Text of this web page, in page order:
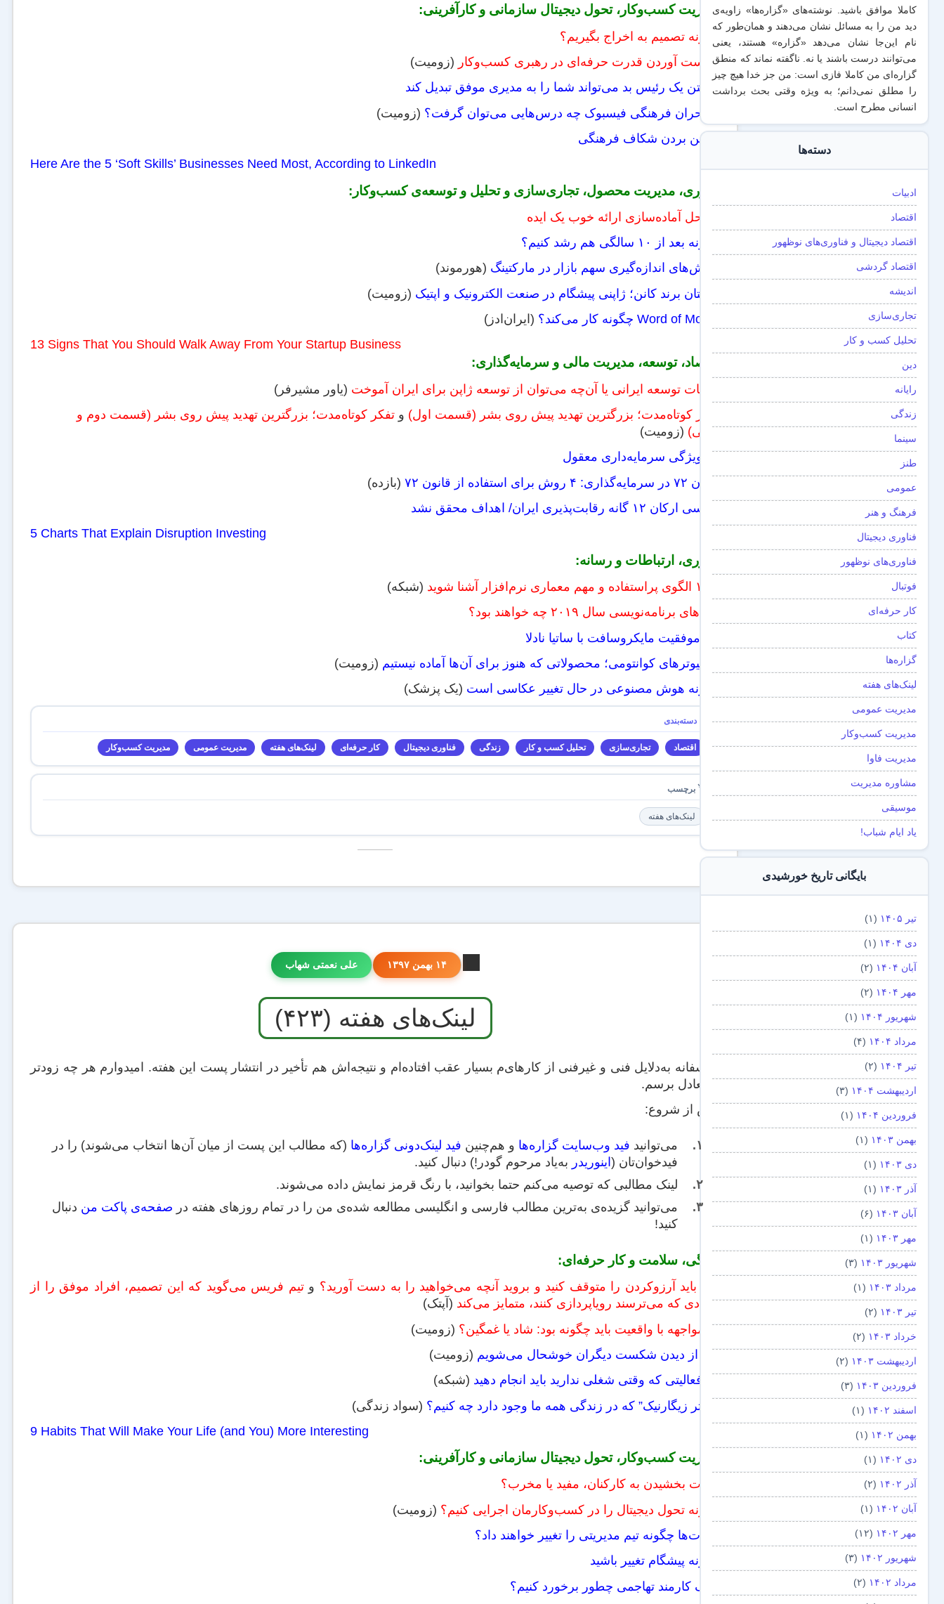
مدیریت کسب‌وکار، تحول دیجیتال سازمانی و کارآفرینی:
چگونه تصمیم به اخراج بگیریم؟
به‌دست آوردن قدرت حرفه‌ای در رهبری کسب‌و‌کار (زومیت)
داشتن یک رئیس بد می‌تواند شما را به مدیری موفق تبدیل کند
از بحران فرهنگی فیسبوک چه درس‌هایی می‌توان گرفت؟ (زومیت)
از بین بردن شکاف فرهنگی
Here Are the 5 ‘Soft Skills’ Businesses Need Most, According to LinkedIn
نوآوری، مدیریت محصول، تجاری‌سازی و تحلیل و توسعه‌ی کسب‌وکار:
مراحل آماده‌سازی ارائه خوب یک ایده
چگونه بعد از ۱۰ سالگی هم رشد کنیم؟
چالش‌های اندازه‌گیری سهم بازار در مارکتینگ (هورموند)
داستان برند کانن؛ ژاپنی پیشگام در صنعت الکترونیک و اپتیک (زومیت)
Word of Mouth چگونه کار می‌کند؟
(ایران‌ادز)
13 Signs That You Should Walk Away From Your Startup Business
اقتصاد، توسعه، مدیریت مالی و سرمایه‌گذاری:
ژاپنیات توسعه ایرانی یا آن‌چه می‌توان از توسعه ژاپن برای ایران آموخت (یاور مشیرفر)
تفکر کوتاه‌مدت؛ بزرگترین تهدید پیش روی بشر (قسمت اول) وتفکر کوتاه‌مدت؛ بزرگترین تهدید پیش روی بشر (قسمت دوم و
پایانی) (زومیت)
قانون ۷۲ در سرمایه‌گذاری: ۴ روش برای استفاده از قانون ۷۲
(بازده)
بررسی ارکان ۱۲ گانه رقابت‌پذیری ایران/ اهداف محقق نشد
5 Charts That Explain Disruption Investing
فناوری، ارتباطات و رسانه:
(شبکه)
ترندهای برنامه‌نویسی سال ۲۰۱۹ چه خواهند بود؟
راز موفقیت مایکروسافت با ساتیا نادلا
کامپیوترهای کوانتومی؛ محصولاتی که هنوز برای آن‌ها آماده نیستیم (زومیت)
چگونه هوش مصنوعی در حال تغییر عکاسی است (یک پزشک)
اقتصاد تجاری‌سازی تحلیل کسب و کار زندگی فناوری دیجیتال کار حرفه‌ای لینک‌های هفته مدیریت عمومی مدیریت کسب‌و‌کار
لینک‌های هفته
بدون
۱۴ بهمن ۱۳۹۷ علی نعمتی شهاب
لینک‌های هفته (۴۲۳)
متأسفانه به‌دلایل فنی و غیرفنی از کارهای‌م بسیار عقب افتاده‌‌ام و نتیجه‌اش هم تأخیر در انتشار پست این هفته. امیدوارم هر چه زودتر
به تعادل برسم.
پیش از شروع:
می‌توانید فید وب‌سایت گزاره‌ها و هم‌چنین فید لینک‌دونی گزاره‌ها (که مطالب این پست از میان آن‌ها انتخاب می‌شوند) را در
فیدخوان‌تان (اینوریدر به‌یاد مرحوم گودر!) دنبال کنید.
لینک‌ مطالبی که توصیه می‌کنم حتما بخوانید، با رنگ قرمز نمایش داده می‌شوند.
می‌توانید گزیده‌ی به‌ترین مطالب فارسی و انگلیسی مطالعه‌ شده‌ی من را در تمام روزهای هفته در صفحه‌ی پاکت من دنبال
کنید!
زندگی، سلامت و کار حرفه‌ای:
چرا باید آرزوکردن را متوقف کنید و بروید آنچه می‌خواهید را به دست آورید؟ وتیم فریس می‌گوید که این تصمیم، افراد موفق را از
افرادی که می‌ترسند رویاپردازی کنند، متمایز می‌کند (آپتک)
در مواجهه با واقعیت باید چگونه بود: شاد یا غمگین؟ (زومیت)
چرا از دیدن شکست دیگران خوشحال می‌شویم (زومیت)
(شبکه)
با “اثر زیگارنیک” که در زندگی همه ما وجود دارد چه کنیم؟ (سواد زندگی)
9 Habits That Will Make Your Life (and You) More Interesting
مدیریت کسب‌وکار، تحول دیجیتال سازمانی و کارآفرینی:
قدرت بخشیدن به کارکنان، مفید یا مخرب؟
چگونه تحول دیجیتال را در کسب‌وکارمان اجرایی کنیم؟ (زومیت)
روبات‌ها چگونه تیم مدیریتی را تغییر خواهند داد؟
چگونه پیشگام تغییر باشید
با یک کارمند تهاجمی چطور برخورد کنیم؟
کاملا موافق باشید. نوشته‌های «گزاره‌ها» زاویه‌ی
دید من را به مسائل نشان می‌دهند و همان‌طور که
نام این‌جا نشان می‌دهد «گزاره‌» هستند، یعنی
می‌توانند درست باشند یا نه. ناگفته نماند که منطق
گزاره‌ای من کاملا فازی است: من جز خدا هیچ چیز
را مطلق نمی‌دانم؛ به ویژه وقتی بحث برداشت
انسانی مطرح است.
دسته‌ها
ادبیات
اقتصاد
اقتصاد دیجیتال و فناوری‌های نوظهور
اقتصاد گردشی
اندیشه
تجاری‌سازی
تحلیل کسب و کار
دین
رایانه
زندگی
سینما
طنز
عمومی
فرهنگ و هنر
فناوری دیجیتال
فناوری‌های نوظهور
فوتبال
کار حرفه‌ای
کتاب
گزاره‌ها
لینک‌های هفته
مدیریت عمومی
مدیریت کسب‌و‌کار
مدیریت فاوا
مشاوره مدیریت
موسیقی
یاد ایام شباب!
بایگانی تاریخ خورشیدی
تیر ۱۴۰۵ (۱)
دی ۱۴۰۴ (۱)
آبان ۱۴۰۴ (۲)
مهر ۱۴۰۴ (۲)
شهریور ۱۴۰۴ (۱)
مرداد ۱۴۰۴ (۴)
تیر ۱۴۰۴ (۲)
اردیبهشت ۱۴۰۴ (۳)
فروردین ۱۴۰۴ (۱)
بهمن ۱۴۰۳ (۱)
دی ۱۴۰۳ (۱)
آذر ۱۴۰۳ (۱)
آبان ۱۴۰۳ (۶)
مهر ۱۴۰۳ (۱)
شهریور ۱۴۰۳ (۳)
مرداد ۱۴۰۳ (۱)
تیر ۱۴۰۳ (۲)
خرداد ۱۴۰۳ (۲)
اردیبهشت ۱۴۰۳ (۲)
فروردین ۱۴۰۳ (۳)
اسفند ۱۴۰۲ (۱)
بهمن ۱۴۰۲ (۱)
دی ۱۴۰۲ (۱)
آذر ۱۴۰۲ (۲)
آبان ۱۴۰۲ (۱)
مهر ۱۴۰۲ (۱۲)
شهریور ۱۴۰۲ (۳)
مرداد ۱۴۰۲ (۲)